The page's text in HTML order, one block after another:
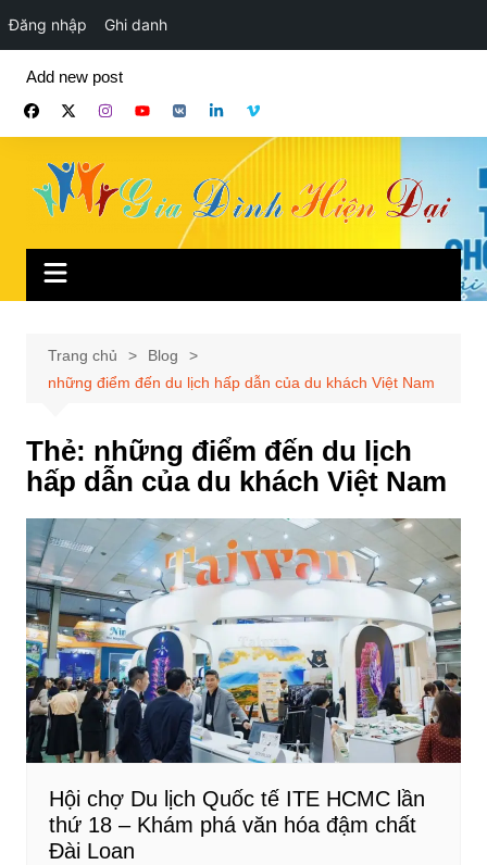
Đăng nhập Ghi danh
phần
Add new post
Trang chủ
Blog
những điểm đến du lịch hấp dẫn của du khách Việt Nam
Thẻ: những điểm đến du lịch
hấp dẫn của du khách Việt Nam
Hội chợ Du lịch Quốc tế ITE HCMC lần
thứ 18 – Khám phá văn hóa đậm chất
Đài Loan